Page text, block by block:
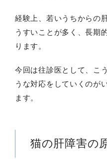
経験上、若いうちからの
うすいことが多く、長期
ります。
今回は往診医として、こ
うな対応をしていくのが
ます。
猫の肝障害の